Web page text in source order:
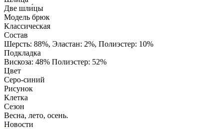
Две шли́цы
Модель брюк
Классическая
Состав
Шерсть: 88%, Эластан: 2%, Полиэстер: 10%
Подкладка
Вискоза: 48% Полиэстер: 52%
Цвет
Серо-синий
Рисунок
Клетка
Сезон
Весна, лето, осень.
Новости